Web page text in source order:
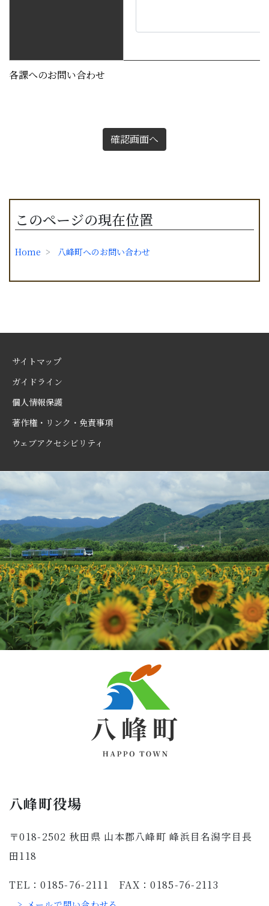
各課へのお問い合わせ
確認画面へ
このページの現在位置
Home 八峰町へのお問い合わせ
サイトマップ
ガイドライン
個人情報保護
著作権・リンク・免責事項
ウェブアクセシビリティ
八峰町役場
〒018-2502 秋田県 山本郡八峰町 峰浜目名潟字目長
田118
TEL：0185-76-2111 FAX：0185-76-2113